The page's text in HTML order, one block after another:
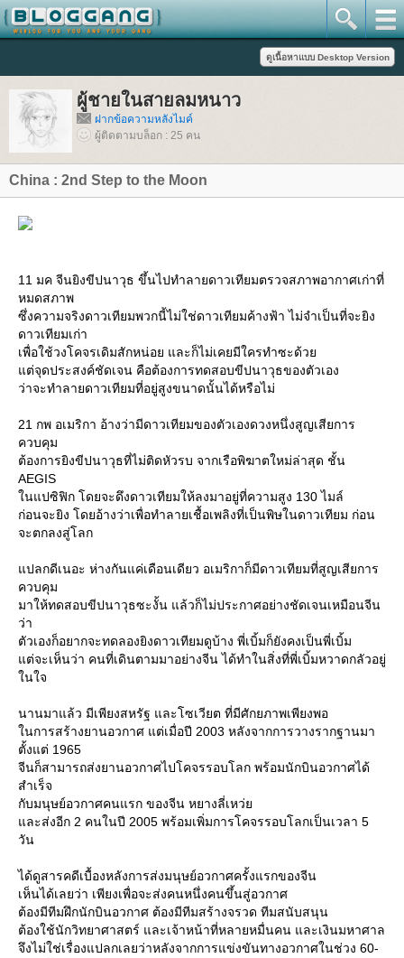
ผู้ชายในสายลมหนาว
ฝากข้อความหลังไมค์
ผู้ติดตามบล็อก : 25 คน
China : 2nd Step to the Moon
11 มค จีนยิงขีปนาวุธ ขึ้นไปทำลายดาวเทียมตรวจสภาพอากาศเก่าที่
หมดสภาพ
ซึ่งความจริงดาวเทียมพวกนี้ไม่ใช่ดาวเทียมค้างฟ้า ไม่จำเป็นที่จะยิง
ดาวเทียมเก่า
เพื่อใช้วงโคจรเดิมสักหน่อย และก็ไม่เคยมีใครทำซะด้ว
ต่จุดประสงค์ชัดเจน คือต้องการทดสอบขีปนาวุธของตัวเอง
ว่าจะทำลายดาวเทียมที่อยู่สูงขนาดนั้นได้หรือไม่
21 กพ อเมริกา อ้างว่ามีดาวเทียมของตัวเองดวงหนึ่งสูญเสียการ
ควบคุม
ต้องการยิงขีปนาวุธที่ไม่ติดหัวรบ จากเรือพิฆาตใหม่ล่าสุด ชั้น
AEGIS
นแปซิฟิก โดยจะดึงดาวเทียมให้ลงมาอยู่ที่ความสูง 130 ไมล์
ก่อนจะยิง โดยอ้างว่าเพื่อทำลายเชื้อเพลิงที่เป็นพิษในดาวเทียม ก่อน
จะตกลงสู่โลก
ปลกดีเนอะ ห่างกันแค่เดือนเดียว อเมริกาก็มีดาวเทียมที่สูญเสียการ
ควบคุม
มาให้ทดสอบขีปนาวุธซะงั้น แล้วก็ไม่ประกาศอย่างชัดเจนเหมือนจีน
ว่า
ตัวเองก็อยากจะทดลองยิงดาวเทียมดูบ้าง พี่เบิ้มก็ยังคงเป็นพี่เบิ้ม
ต่จะเห็นว่า คนที่เดินตามมาอย่างจีน ได้ทำในสิ่งที่พี่เบิ้มหวาดกลัวอยู่
นใจ
นานมาแล้ว มีเพียงสหรัฐ และโซเวียต ที่มีศักยภาพเพียงพอ
นการสร้างยานอวกาศ แต่เมื่อปี 2003 หลังจากการวางรากฐานมา
ตั้งแต่ 1965
จีนก็สามารถส่งยานอวกาศไปโคจรรอบโลก พร้อมนักบินอวกาศได้
สำเร็จ
กับมนุษย์อวกาศคนแรก ของจีน หยางลี่เหว่
ละส่งอีก 2 คนในปี 2005 พร้อมเพิ่มการโคจรรอบโลกเป็นเวลา 5
วัน
ได้ดูสารคดีเบื้องหลังการส่งมนุษย์อวกาศครั้งแรกของจีน
เห็นได้เลยว่า เพียงเพื่อจะส่งคนหนึ่งคนขึ้นสู่อวกาศ
ต้องมีทีมฝึกนักบินอวกาศ ต้องมีทีมสร้างจรวด ทีมสนับสนุน
ต้องใช้นักวิทยาศาสตร์ และเจ้าหน้าที่หลายหมื่นคน และเงินมหาศาล
จึงไม่ใช่เรื่องแปลกเลยว่าหลังจากการแข่งขันทางอวกาศในช่วง 60-